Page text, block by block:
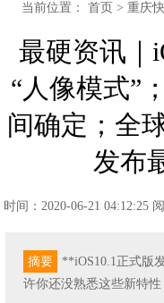
当前位置：首页 >重庆
最硬资讯｜
“人像模式”
间确定；全
发布
时间：2020-06-21 04:12:25
摘要
**iOS10.1正式版
许你还没熟悉这些新特